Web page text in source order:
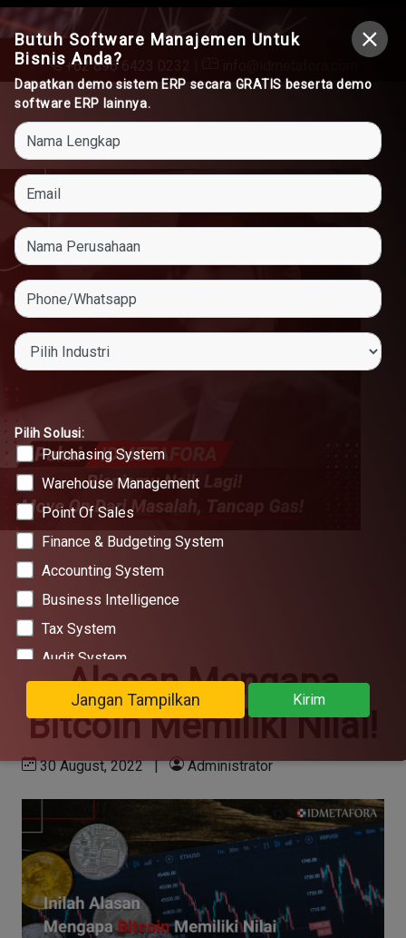
Butuh Software Manajemen Untuk
Bisnis Anda?
Dapatkan demo sistem ERP secara GRATIS beserta demo
software ERP lainnya.
Pilih Solusi:
Purchasing System
Warehouse Management
Point Of Sales
Finance & Budgeting System
Accounting System
Business Intelligence
Tax System
Audit System
Legal Administration
Marketplace Omnichannel
Project Management System
KOL Management System
Jangan Tampilkan Kirim
+62 896 6423 0232
Alasan Mengapa
Bitcoin Memiliki Nilai!
30 August, 2022| Administrator